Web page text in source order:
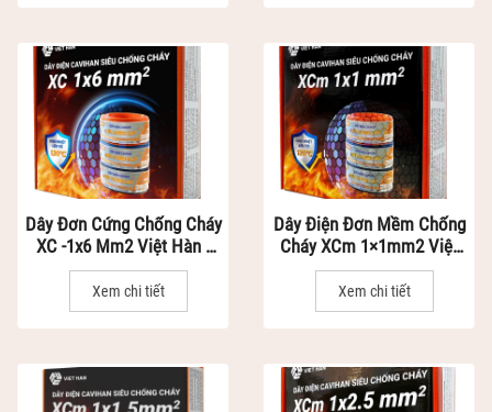
Dây Đơn Cứng Chống Cháy
XC -1x6 Mm2 Việt Hàn -
Dây Điện Siêu Chống Cháy
Vỏ Nhựa XLPO
Xem chi tiết
Dây Điện Đơn Mềm Chống
Cháy XCm 1×1mm2 Việt
Hàn - Dây Điện Siêu Chống
Cháy Vỏ Nhựa XLPO
Xem chi tiết